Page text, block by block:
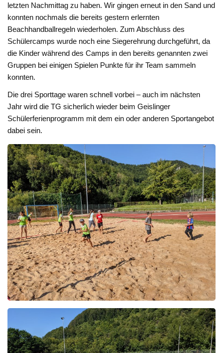
letzten Nachmittag zu haben. Wir gingen erneut in den Sand und
konnten nochmals die bereits gestern erlernten
Beachhandballregeln wiederholen. Zum Abschluss des
Schülercamps wurde noch eine Siegerehrung durchgeführt, da
die Kinder während des Camps in den bereits genannten zwei
Gruppen bei einigen Spielen Punkte für ihr Team sammeln
konnten.
Die drei Sporttage waren schnell vorbei – auch im nächsten
Jahr wird die TG sicherlich wieder beim Geislinger
Schülerferienprogramm mit dem ein oder anderen Sportangebot
dabei sein.